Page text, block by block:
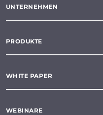
UNTERNEHMEN
PRODUKTE
WHITE PAPER
WEBINARE